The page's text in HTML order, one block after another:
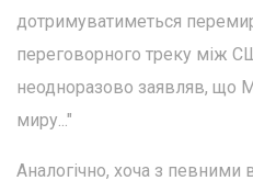
дотримуватиметься
переговорного треку між
неодноразово заявляв, що
миру..."
Аналогічно, хоча з певними